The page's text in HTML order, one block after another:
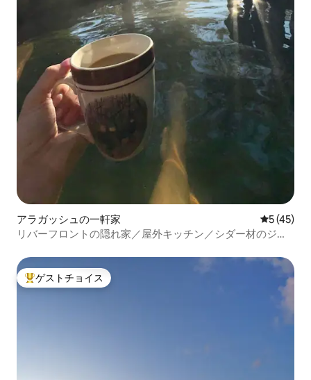
アラガッシュの一軒家 レビュー
5 (45)
リバーフロントの隠れ家／屋外キッチン／シダー材のジャ
大好評のゲストチョイスです。
ゲストチョイス